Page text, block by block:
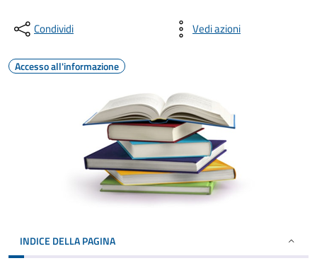
Condividi Vedi azioni
Accesso all'informazione
INDICE DELLA PAGINA